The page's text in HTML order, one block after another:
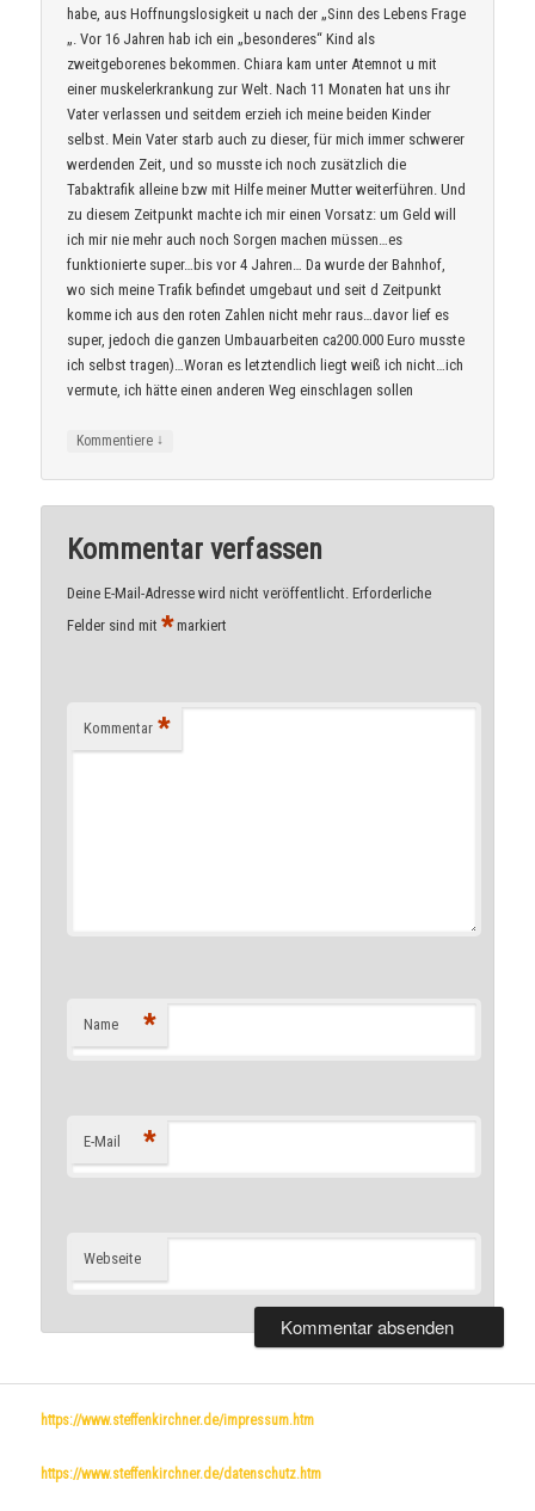
habe, aus Hoffnungslosigkeit u nach der „Sinn des Lebens Frage
„. Vor 16 Jahren hab ich ein „besonderes“ Kind als
zweitgeborenes bekommen. Chiara kam unter Atemnot u mit
einer muskelerkrankung zur Welt. Nach 11 Monaten hat uns ihr
Vater verlassen und seitdem erzieh ich meine beiden Kinder
selbst. Mein Vater starb auch zu dieser, für mich immer schwerer
werdenden Zeit, und so musste ich noch zusätzlich die
Tabaktrafik alleine bzw mit Hilfe meiner Mutter weiterführen. Und
zu diesem Zeitpunkt machte ich mir einen Vorsatz: um Geld will
ich mir nie mehr auch noch Sorgen machen müssen…es
funktionierte super…bis vor 4 Jahren… Da wurde der Bahnhof,
wo sich meine Trafik befindet umgebaut und seit d Zeitpunkt
komme ich aus den roten Zahlen nicht mehr raus…davor lief es
super, jedoch die ganzen Umbauarbeiten ca200.000 Euro musste
ich selbst tragen)…Woran es letztendlich liegt weiß ich nicht…ich
vermute, ich hätte einen anderen Weg einschlagen sollen
Kommentiere ↓
Kommentar verfassen
Deine E-Mail-Adresse wird nicht veröffentlicht. Erforderliche
Felder sind mit*markiert
Kommentar *
Name *
E-Mail *
Webseite
https://www.steffenkirchner.de/impressum.htm
https://www.steffenkirchner.de/datenschutz.htm